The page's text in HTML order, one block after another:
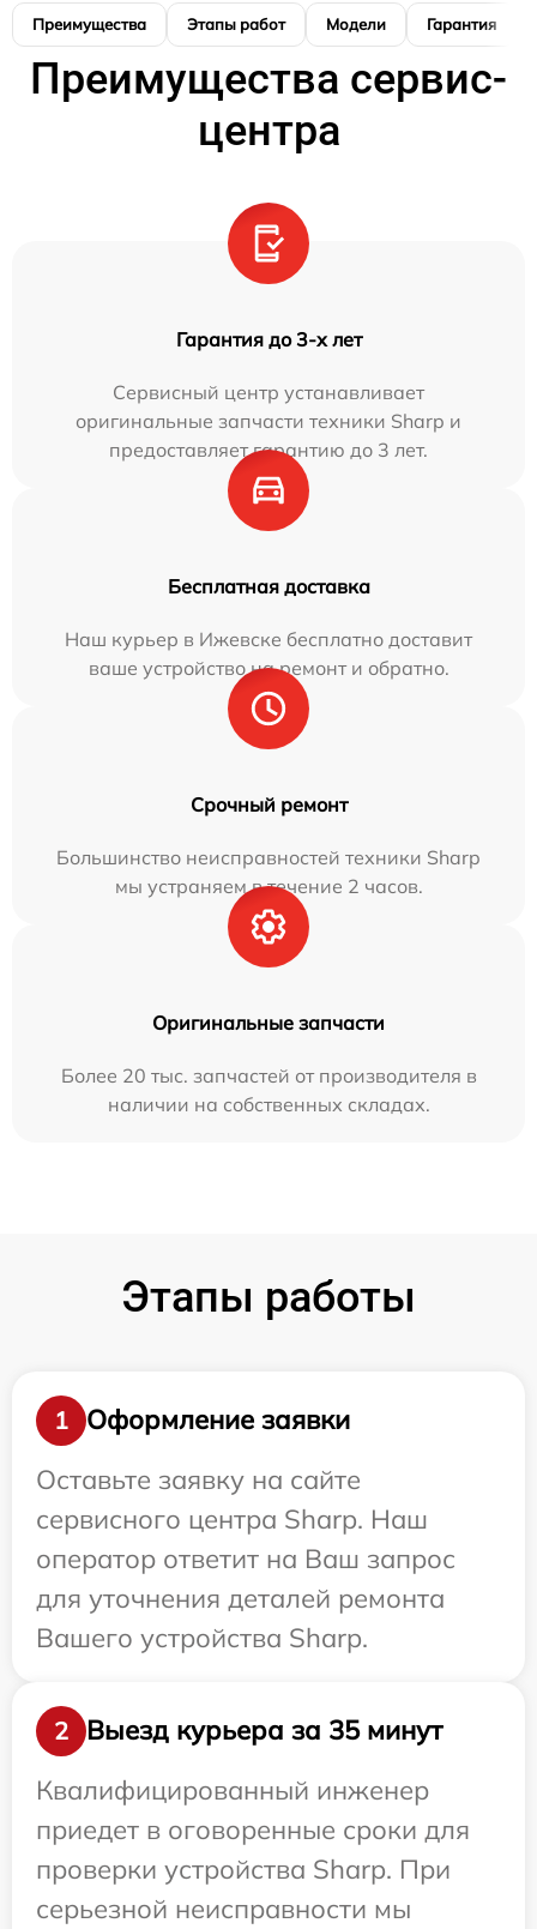
Преимущества Этапы работ Модели Гарантия
Преимущества сервис-
центра
Гарантия до 3-х лет
Сервисный центр устанавливает
оригинальные запчасти техники Sharp и
предоставляет гарантию до 3 лет.
Бесплатная доставка
Наш курьер в Ижевске бесплатно доставит
ваше устройство на ремонт и обратно.
Срочный ремонт
Большинство неисправностей техники Sharp
мы устраняем в течение 2 часов.
Оригинальные запчасти
Более 20 тыс. запчастей от производителя в
наличии на собственных складах.
Этапы работы
1
Оформление заявки
Оставьте заявку на сайте
сервисного центра Sharp. Наш
оператор ответит на Ваш запрос
для уточнения деталей ремонта
Вашего устройства Sharp.
2
Выезд курьера за 35 минут
Квалифицированный инженер
приедет в оговоренные сроки для
проверки устройства Sharp. При
серьезной неисправности мы